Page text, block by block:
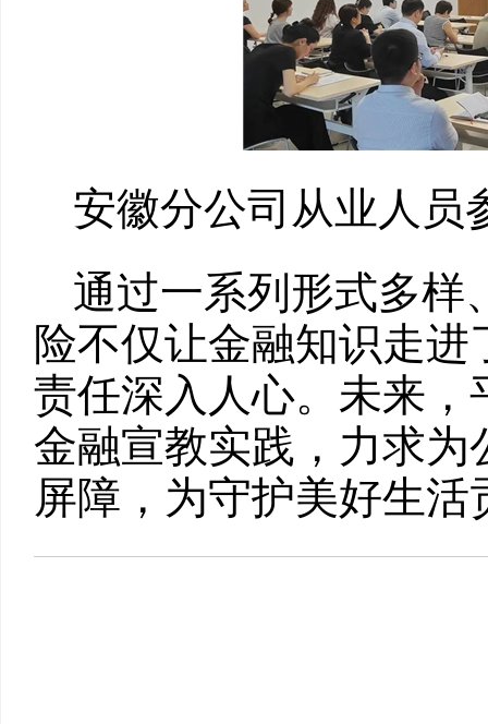
安徽分公司从业人员
通过一系列形式多样
险不仅让金融知识走
责任深入人心。未来
金融宣教实践，力求
屏障，为守护美好生活